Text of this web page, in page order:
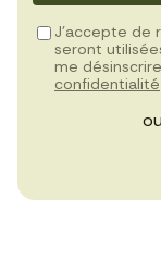
J’accepte de
seront
me
confidentialité